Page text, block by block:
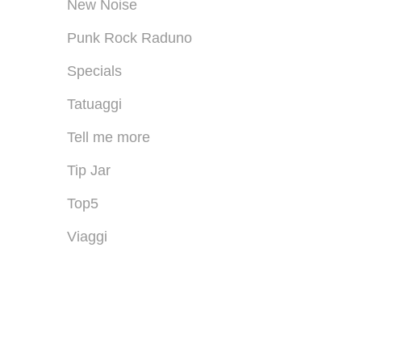
New Noise
Punk Rock Raduno
Specials
Tatuaggi
Tell me more
Tip Jar
Top5
Viaggi